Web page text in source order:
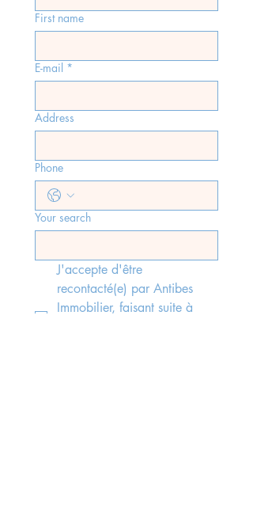
First name
E-mail *
Address
Phone
Your search
J'accepte d'être
recontacté(e) par Antibes
Immobilier, faisant suite à